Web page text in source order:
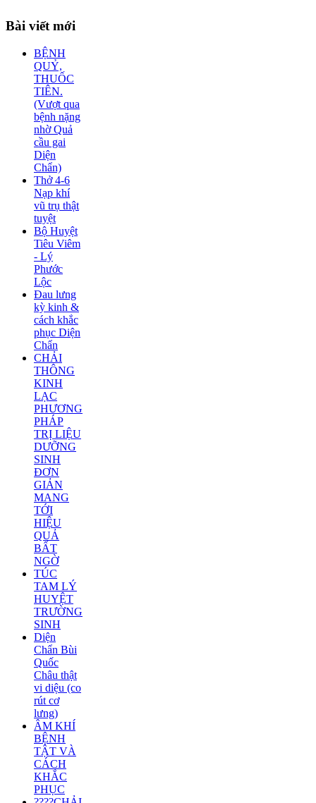
Bài viết mới
BỆNH
QUỶ,
THUỐC
TIÊN.
(Vượt qua
bệnh nặng
nhờ Quả
cầu gai
Diện
Chẩn)
Thở 4-6
Nạp khí
vũ trụ thật
tuyệt
Bộ Huyệt
Tiêu Viêm
- Lý
Phước
Lộc
Đau lưng
kỳ kinh &
cách khắc
phục Diện
Chẩn
CHẢI
THÔNG
KINH
LẠC
PHƯƠNG
PHÁP
TRỊ LIỆU
DƯỠNG
SINH
ĐƠN
GIẢN
MANG
TỚI
HIỆU
QUẢ
BẤT
NGỜ
TÚC
TAM LÝ
HUYỆT
TRƯỜNG
SINH
Diện
Chẩn Bùi
Quốc
Châu thật
vi diệu (co
rút cơ
lưng)
ÂM KHÍ
BỆNH
TẬT VÀ
CÁCH
KHẮC
PHỤC